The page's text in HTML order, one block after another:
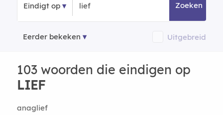
Eindigt op Zoeken
Eerder bekeken Uitgebreid
103 woorden die eindigen op
LIEF
anaglief